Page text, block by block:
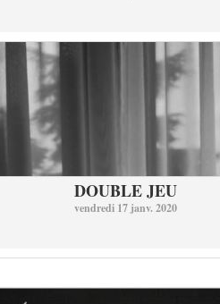
DOUBLE JEU
vendredi 17 janv. 2020